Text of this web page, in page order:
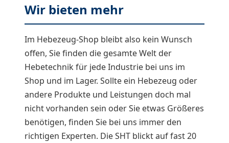
Wir bieten mehr
Im Hebezeug-Shop bleibt also kein Wunsch
offen, Sie finden die gesamte Welt der
Hebetechnik für jede Industrie bei uns im
Shop und im Lager. Sollte ein Hebezeug oder
andere Produkte und Leistungen doch mal
nicht vorhanden sein oder Sie etwas Größeres
benötigen, finden Sie bei uns immer den
richtigen Experten. Die SHT blickt auf fast 20